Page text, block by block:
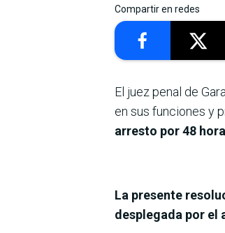
Compartir en redes
El juez penal de
en sus funciones y
arresto por 48
La presente
desplegada por el